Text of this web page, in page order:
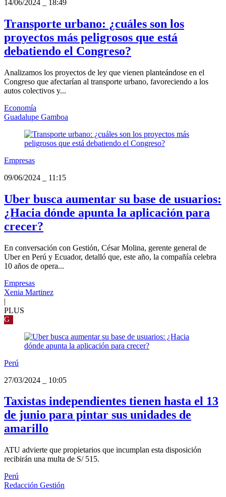
14/06/2024
18:49
Transporte urbano: ¿cuáles son los
proyectos más peligrosos que está
debatiendo el Congreso?
Analizamos los proyectos de ley que vienen planteándose en el
Congreso que afectarían al transporte urbano, favoreciendo a los
autos colectivos y...
Economía
Guadalupe Gamboa
Empresas
09/06/2024
11:15
Uber busca aumentar su base de usuarios:
¿Hacia dónde apunta la aplicación para
crecer?
En conversación con Gestión, César Molina, gerente general de
Uber en Perú y Ecuador, detalló que, este año, la compañía celebra
10 años de opera...
Empresas
Xenia Martinez
|
PLUS
G
Perú
27/03/2024
10:05
Taxistas independientes tienen hasta el 13
de junio para pintar sus unidades de
amarillo
ATU advierte que propietarios que incumplan esta disposición
recibirán una multa de S/ 515.
Perú
Redacción Gestión